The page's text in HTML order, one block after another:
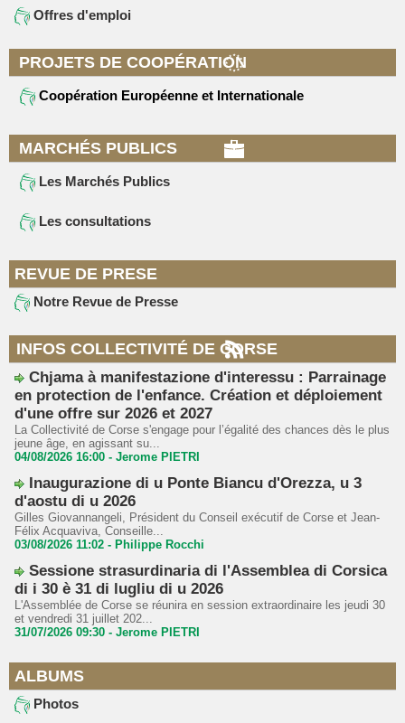
Offres d'emploi
PROJETS DE COOPÉRATION
Coopération Européenne et Internationale
MARCHÉS PUBLICS
Les Marchés Publics
Les consultations
REVUE DE PRESE
Notre Revue de Presse
INFOS COLLECTIVITÉ DE CORSE
Chjama à manifestazione d'interessu : Parrainage
en protection de l'enfance. Création et déploiement
d'une offre sur 2026 et 2027
La Collectivité de Corse s'engage pour l’égalité des chances dès le plus
jeune âge, en agissant su...
04/08/2026 16:00 - Jerome PIETRI
Inaugurazione di u Ponte Biancu d'Orezza, u 3
d'aostu di u 2026
Gilles Giovannangeli, Président du Conseil exécutif de Corse et Jean-
Félix Acquaviva, Conseille...
03/08/2026 11:02 - Philippe Rocchi
Sessione strasurdinaria di l'Assemblea di Corsica
di i 30 è 31 di lugliu di u 2026
L'Assemblée de Corse se réunira en session extraordinaire les jeudi 30
et vendredi 31 juillet 202...
31/07/2026 09:30 - Jerome PIETRI
ALBUMS
Photos